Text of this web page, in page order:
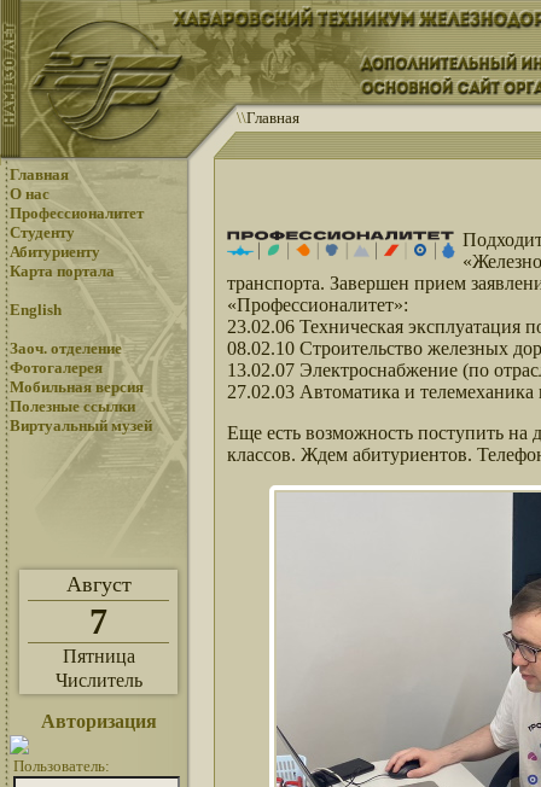
\\Главная
Главная
О нас
Профессионалитет
Студенту
Абитуриенту
Карта портала
English
Заоч. отделение
Фотогалерея
Мобильная версия
Полезные ссылки
Виртуальный музей
Август
7
Пятница
Числитель
Авторизация
Пользователь:
транспорта. Завершен прием
«Профессионалитет»:
23.02.06 Техническая эксплуатация
08.02.10 Строительство железных
13.02.07 Электроснабжение (по
27.02.03 Автоматика и
Еще есть возможность поступить на
классов. Ждем абитуриентов.